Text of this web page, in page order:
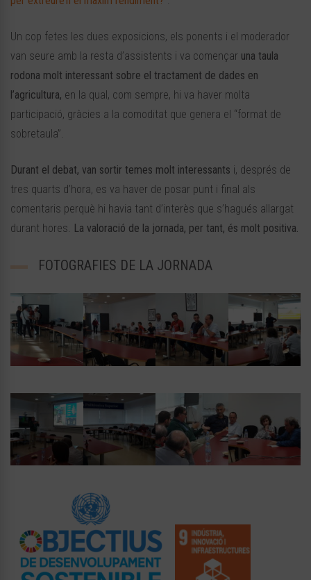
Un cop fetes les dues exposicions, els ponents i el moderador
van seure amb la resta d’assistents i va començar una taula
rodona molt interessant sobre el tractament de dades en
l’agricultura, en la qual, com sempre, hi va haver molta
participació, gràcies a la comoditat que genera el “format de
sobretaula”.
Durant el debat, van sortir temes molt interessants i, després de
tres quarts d’hora, es va haver de posar punt i final als
comentaris perquè hi havia tant d’interès que s’hagués allargat
durant hores. La valoració de la jornada, per tant, és molt positiva.
FOTOGRAFIES DE LA JORNADA